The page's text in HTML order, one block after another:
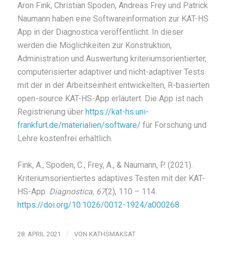
Aron Fink, Christian Spoden, Andreas Frey und Patrick
Naumann haben eine Softwareinformation zur KAT-HS
App in der Diagnostica veröffentlicht. In dieser
werden die Möglichkeiten zur Konstruktion,
Administration und Auswertung kriteriumsorientierter,
computerisierter adaptiver und nicht-adaptiver Tests
mit der in der Arbeitseinheit entwickelten, R-basierten
open-source KAT-HS-App erläutert. Die App ist nach
Registrierung über https://kat-hs.uni-
frankfurt.de/materialien/software/ für Forschung und
Lehre kostenfrei erhältlich.
Fink, A., Spoden, C., Frey, A., & Naumann, P. (2021).
Kriteriumsorientiertes adaptives Testen mit der KAT-
HS-App. Diagnostica, 67(2), 110 – 114.
https://doi.org/10.1026/0012-1924/a000268
28. APRIL 2021 / VON KATHSMAKSAT